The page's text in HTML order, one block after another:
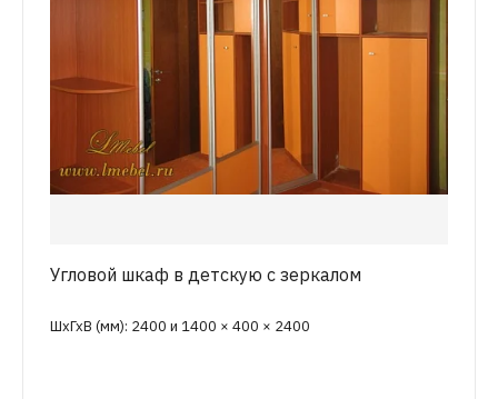
Угловой шкаф в детскую с зеркалом
ШхГхВ (мм): 2400 и 1400 × 400 × 2400